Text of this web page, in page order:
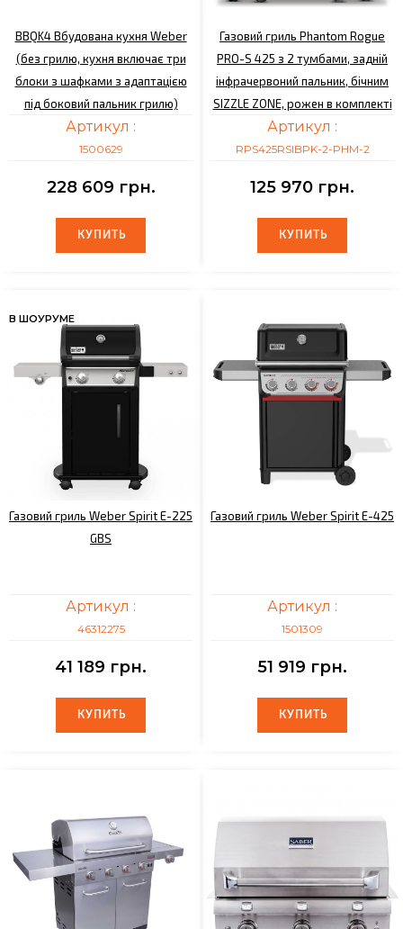
BBQK4 Вбудована кухня Weber
(без грилю, кухня включає три
блоки з шафками з адаптацією
під боковий пальник грилю)
Артикул :
1500629
228 609 грн.
КУПИТЬ
КУПИТЬ
Газовий гриль Phantom Rogue
PRO-S 425 з 2 тумбами, задній
інфрачервоний пальник, бічним
SIZZLE ZONE, рожен в комплекті
Артикул :
RPS425RSIBPK-2-PHM-2
125 970 грн.
КУПИТЬ
КУПИТЬ
В ШОУРУМЕ
Газовий гриль Weber Spirit E-225
GBS
Артикул :
46312275
41 189 грн.
КУПИТЬ
КУПИТЬ
Газовий гриль Weber Spirit E-425
Артикул :
1501309
51 919 грн.
КУПИТЬ
КУПИТЬ